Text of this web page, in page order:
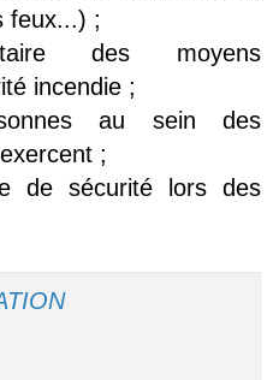
feux...) ;
des moyens
incendie ;
au sein des
;
de sécurité lors des